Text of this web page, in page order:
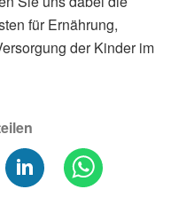
für Ernährung,
der Kinder im